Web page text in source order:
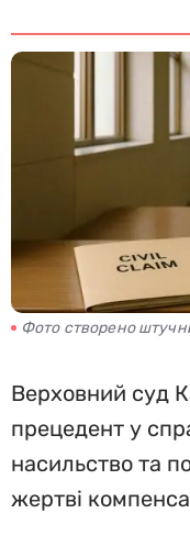
Фото створено
Верховний суд
прецедент у
насильство та
жертві